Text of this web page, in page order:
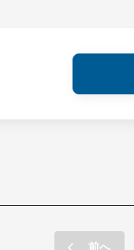
前へ